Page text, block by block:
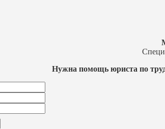
Нужна помощь юриста по